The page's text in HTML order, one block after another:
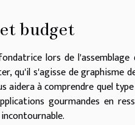
budget
lors de
qu'il s'agisse de graphisme
aidera à comprendre quel
gourmandes en